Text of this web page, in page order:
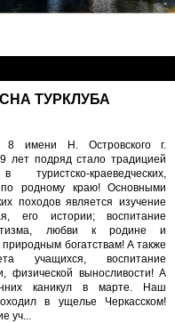
ТУРКЛУБА
имени Н. Островского г.
лет подряд стало традицией
краеведческих,
по родному краю! Основными
походов является изучение
его истории; воспитание
любви к родине и
богатствам! А также
учащихся, воспитание
физической выносливости! А
каникул в марте. Наш
в ущелье Черкасском!
уч...